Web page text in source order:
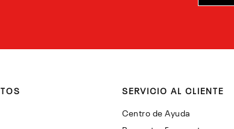
SERVICIO AL CLIENTE
Centro de Ayuda